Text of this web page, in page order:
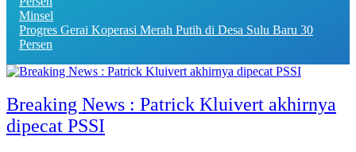
Minsel
Progres Gerai Koperasi Merah Putih di Desa Sulu Baru 30
Persen
Breaking News : Patrick Kluivert akhirnya
dipecat PSSI